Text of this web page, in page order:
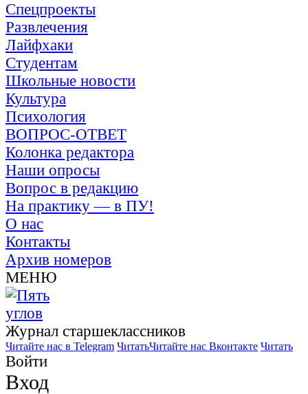
Спецпроекты
Развлечения
Лайфхаки
Студентам
Школьные новости
Культура
Психология
ВОПРОС-ОТВЕТ
Колонка редактора
Наши опросы
Вопрос в редакцию
На практику — в ПУ!
О нас
Контакты
Архив номеров
МЕНЮ
Журнал старшекласcников
Читайте нас в Telegram ЧитатьЧитайте нас Вконтакте Читать
Войти
Вход